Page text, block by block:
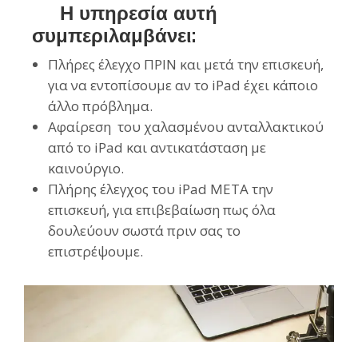
Η υπηρεσία αυτή
συμπεριλαμβάνει:
Πλήρες έλεγχο ΠΡΙΝ και μετά την επισκευή,
για να εντοπίσουμε αν το iPad έχει κάποιο
άλλο πρόβλημα.
Αφαίρεση του χαλασμένου ανταλλακτικού
από το iPad και αντικατάσταση με
καινούργιο.
Πλήρης έλεγχος του iPad ΜΕΤΑ την
επισκευή, για επιβεβαίωση πως όλα
δουλεύουν σωστά πριν σας το
επιστρέψουμε.